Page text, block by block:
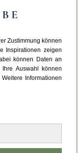
Zustimmung können
Inspirationen zeigen
können Daten an
Auswahl können
Informationen
aufgetreten.
neu.